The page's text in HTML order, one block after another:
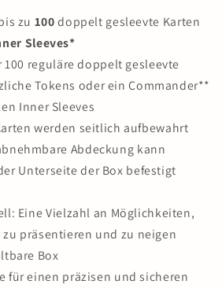
zu 100 doppelt gesleevte Karten
Sleeves*
100 reguläre doppelt gesleevte
Tokens oder ein Commander**
Inner Sleeves
werden seitlich aufbewahrt
Abdeckung kann
Unterseite der Box befestigt
Eine Vielzahl an Möglichkeiten,
präsentieren und zu neigen
Box
für einen präzisen und sicheren